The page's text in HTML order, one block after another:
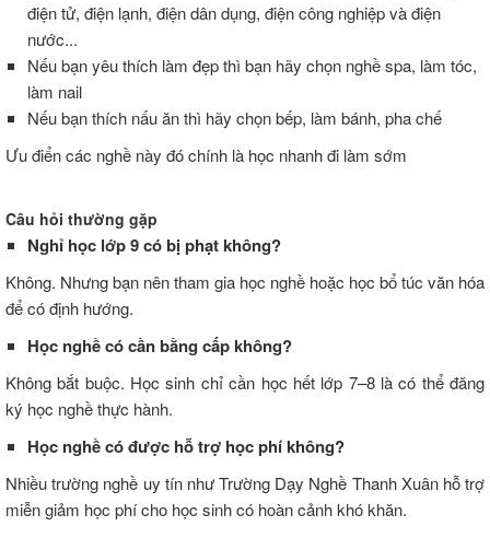
điện tử, điện lạnh, điện dân dụng, điện công nghiệp và điện
nước...
Nếu bạn yêu thích làm đẹp thì bạn hãy chọn nghề spa, làm tóc,
làm nail
Nếu bạn thích nấu ăn thì hãy chọn bếp, làm bánh, pha chế
Ưu điển các nghề này đó chính là học nhanh đi làm sớm
Câu hỏi thường gặp
Nghỉ học lớp9cóbịphạtkhông?
Không. Nhưngbạn nêntham gia học nghề hoặc học bổtúc văn hóa
đểcóđịnh hướng.
Học nghềcócầnbằng cấpkhông?
Khôngbắt buộc. Họcsinh chỉcần học hết lớp 7–8 làcó thểđăng
ký học nghềthực hành.
Học nghề cóđược hỗtrợ họcphíkhông?
Nhiềutrường nghề uy tín nhưTrường Dạy Nghề ThanhXuân hỗtrợ
miễngiảm học phícho học sinhcó hoàncảnhkhókhăn.